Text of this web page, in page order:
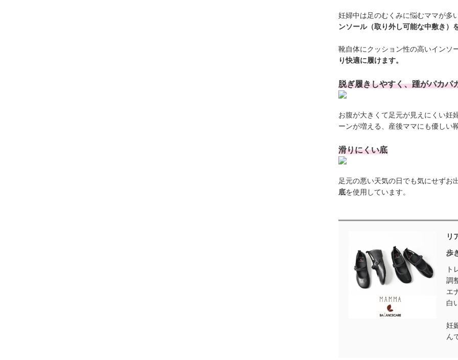
妊婦中は足のむくみに悩むママが多
ンソール（取り外し可能な中敷き）
靴自体にクッション性の高いインソ
り快適に履けます。
脱ぎ履きしやすく、踵がパカパ
お腹が大きくて足元が見えにくい妊
ーンが増える、産後ママにも優しい
滑りにくい底
足元の悪い天気の日でも気にせずお
底を使用しています。
リ
歩
ト
調
エ
白
妊
ん